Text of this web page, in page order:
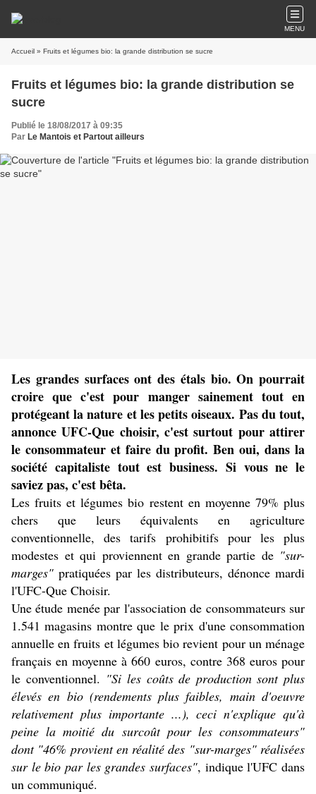
MENU
Accueil » Fruits et légumes bio: la grande distribution se sucre
Fruits et légumes bio: la grande distribution se
sucre
Publié le 18/08/2017 à 09:35
Par Le Mantois et Partout ailleurs
Les grandes surfaces ont des étals bio. On pourrait
croire que c'est pour manger sainement tout en
protégeant la nature et les petits oiseaux. Pas du tout,
annonce UFC-Que choisir, c'est surtout pour attirer
le consommateur et faire du profit. Ben oui, dans la
société capitaliste tout est business. Si vous ne le
saviez pas, c'est bêta.
Les fruits et légumes bio restent en moyenne 79% plus
chers que leurs équivalents en agriculture
conventionnelle, des tarifs prohibitifs pour les plus
modestes et qui proviennent en grande partie de "sur-
marges" pratiquées par les distributeurs, dénonce mardi
l'UFC-Que Choisir.
Une étude menée par l'association de consommateurs sur
1.541 magasins montre que le prix d'une consommation
annuelle en fruits et légumes bio revient pour un ménage
français en moyenne à 660 euros, contre 368 euros pour
le conventionnel. "Si les coûts de production sont plus
élevés en bio (rendements plus faibles, main d'oeuvre
relativement plus importante ...), ceci n'explique qu'à
peine la moitié du surcoût pour les consommateurs"
dont "46% provient en réalité des "sur-marges" réalisées
sur le bio par les grandes surfaces", indique l'UFC dans
un communiqué.